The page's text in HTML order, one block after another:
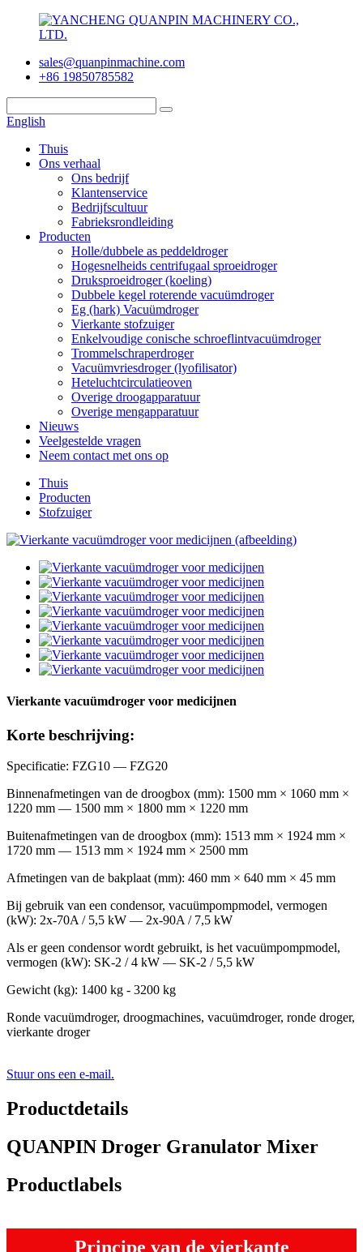
sales@quanpinmachine.com
+86 19850785582
English
Thuis
Ons verhaal
Ons bedrijf
Klantenservice
Bedrijfscultuur
Fabrieksrondleiding
Producten
Holle/dubbele as peddeldroger
Hogesnelheids centrifugaal sproeidroger
Druksproeidroger (koeling)
Dubbele kegel roterende vacuümdroger
Eg (hark) Vacuümdroger
Vierkante stofzuiger
Enkelvoudige conische schroeflintvacuümdroger
Trommelschraperdroger
Vacuümvriesdroger (lyofilisator)
Heteluchtcirculatieoven
Overige droogapparatuur
Overige mengapparatuur
Nieuws
Veelgestelde vragen
Neem contact met ons op
Thuis
Producten
Stofzuiger
Vierkante vacuümdroger voor medicijnen
Korte beschrijving:
Specificatie: FZG10 — FZG20
Binnenafmetingen van de droogbox (mm): 1500 mm × 1060 mm ×
1220 mm — 1500 mm × 1800 mm × 1220 mm
Buitenafmetingen van de droogbox (mm): 1513 mm × 1924 mm ×
1720 mm — 1513 mm × 1924 mm × 2500 mm
Afmetingen van de bakplaat (mm): 460 mm × 640 mm × 45 mm
Bij gebruik van een condensor, vacuümpompmodel, vermogen
(kW): 2x-70A / 5,5 kW — 2x-90A / 7,5 kW
Als er geen condensor wordt gebruikt, is het vacuümpompmodel,
vermogen (kW): SK-2 / 4 kW — SK-2 / 5,5 kW
Gewicht (kg): 1400 kg - 3200 kg
Ronde vacuümdroger, droogmachines, vacuümdroger, ronde droger,
vierkante droger
Stuur ons een e-mail.
Productdetails
QUANPIN Droger Granulator Mixer
Productlabels
Principe van de vierkante